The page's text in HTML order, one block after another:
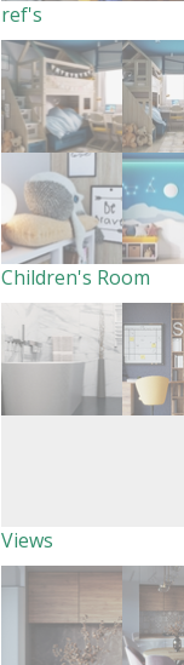
ref's
Children's Room
Views